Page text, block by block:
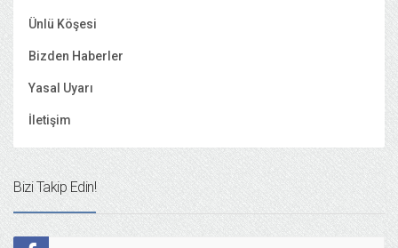
Ünlü Köşesi
Bizden Haberler
Yasal Uyarı
İletişim
Bizi Takip Edin!